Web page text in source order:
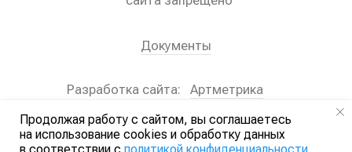
Продолжая работу с сайтом, вы соглашаетесь
на использование cookies и обработку данных